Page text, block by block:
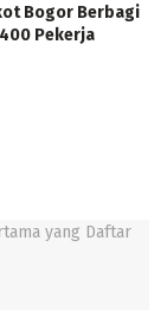
Bogor Berbagi
Pekerja